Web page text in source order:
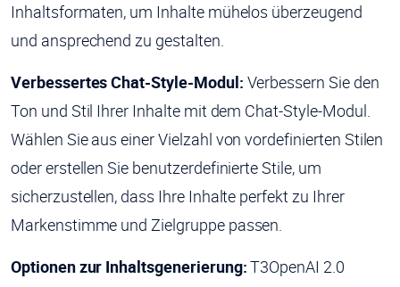
Inhaltsformaten, um Inhalte mühelos überzeugend
und ansprechend zu gestalten.
Verbessertes Chat-Style-Modul: Verbessern Sie den
Ton und Stil Ihrer Inhalte mit dem Chat-Style-Modul.
Wählen Sie aus einer Vielzahl von vordefinierten Stilen
oder erstellen Sie benutzerdefinierte Stile, um
sicherzustellen, dass Ihre Inhalte perfekt zu Ihrer
Markenstimme und Zielgruppe passen.
Optionen zur Inhaltsgenerierung:T3OpenAI 2.0